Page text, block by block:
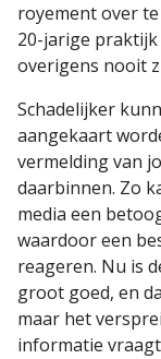
royement over
20-jarige
overigens nooit
Schadelijker
aangekaart
vermelding van
daarbinnen. Zo
media een
waardoor een
reageren. Nu is
groot goed, en
maar het
informatie